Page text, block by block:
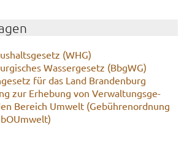
(WHG)
Was­ser­ge­setz (BbgWG)
für das Land Bran­den­burg
zur Er­he­bung von Ver­wal­tungs­ge­
Be­reich Um­welt (Ge­büh­ren­ord­nung